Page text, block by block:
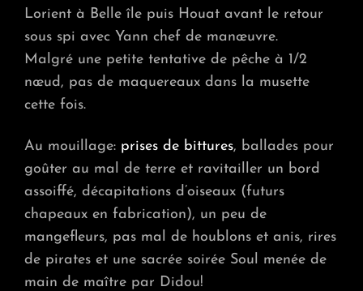
Lorient à Belle île puis Houat avant le retour
sous spi avec Yann chef de manœuvre.
Malgré une petite tentative de pêche à 1/2
nœud, pas de maquereaux dans la musette
cette fois.
Au mouillage: prises de bittures, ballades pour
goûter au mal de terre et ravitailler un bord
assoiffé, décapitations d’oiseaux (futurs
chapeaux en fabrication), un peu de
mangefleurs, pas mal de houblons et anis, rires
de pirates et une sacrée soirée Soul menée de
main de maître par Didou!